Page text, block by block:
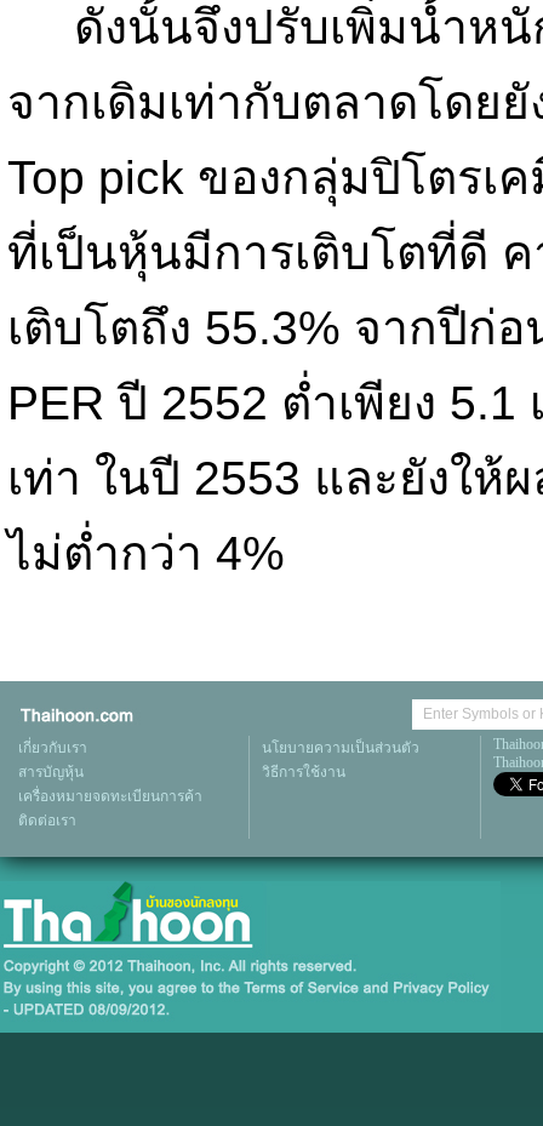
ดังนั้นจึงปรับเพิ่มน้ำหนั
จากเดิมเท่ากับตลาดโดย
Top pick ของกลุ่มปิโตรเ
ที่เป็นหุ้นมีการเติบโตที่ดี ค
เติบโตถึง 55.3% จากปีก่
PER ปี 2552 ต่ำเพียง 5.1
เท่า ในปี 2553 และยังให้
ไม่ต่ำกว่า 4%
เกี่ยวกับเรา
สารบัญหุ้น
เครื่องหมายจดทะเบียนการค้า
ติดต่อเรา
นโยบายความเป็นส่วนตัว
วิธีการใช้งาน